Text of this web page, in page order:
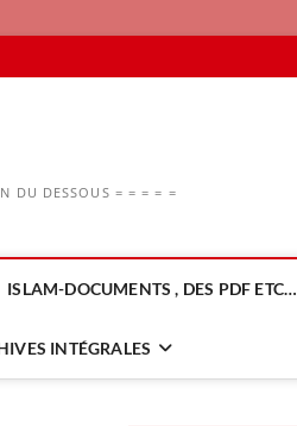
DU DESSOUS = = = = =
ISLAM-DOCUMENTS , DES PDF ETC…
INTÉGRALES